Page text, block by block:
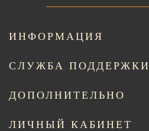
ИНФОРМАЦИЯ
СЛУЖБА ПОДДЕРЖКИ
ДОПОЛНИТЕЛЬНО
ЛИЧНЫЙ КАБИНЕТ